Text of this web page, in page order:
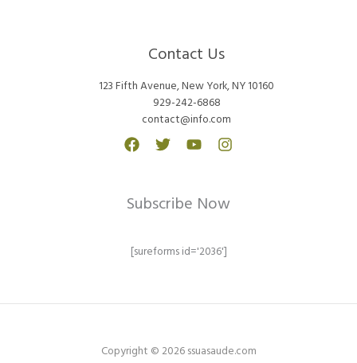
Contact Us
123 Fifth Avenue, New York, NY 10160
929-242-6868
contact@info.com
Subscribe Now
[sureforms id='2036']
Copyright © 2026 ssuasaude.com